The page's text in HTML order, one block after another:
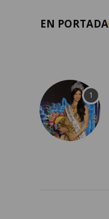
EN PORTADA